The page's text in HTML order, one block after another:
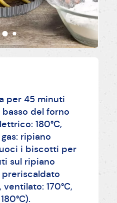
per 45 minuti
del forno
180°C,
ripiano
i biscotti per
sul ripiano
170°C,